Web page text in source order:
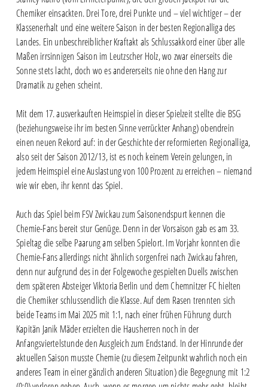
Chemiker einsackten. Drei Tore, drei Punkte und – viel wichtiger – der
Klassenerhalt und eine weitere Saison in der besten Regionalliga des
Landes. Ein unbeschreiblicher Kraftakt als Schlussakkord einer über alle
Maßen irrsinnigen Saison im Leutzscher Holz, wo zwar einerseits die
Sonne stets lacht, doch wo es andererseits nie ohne den Hang zur
Dramatik zu gehen scheint.
Mit dem 17. ausverkauften Heimspiel in dieser Spielzeit stellte die BSG
(beziehungsweise ihr im besten Sinne verrückter Anhang) obendrein
einen neuen Rekord auf: in der Geschichte der reformierten Regionalliga,
also seit der Saison 2012/13, ist es noch keinem Verein gelungen, in
jedem Heimspiel eine Auslastung von 100 Prozent zu erreichen – niemand
wie wir eben, ihr kennt das Spiel.
Auch das Spiel beim FSV Zwickau zum Saisonendspurt kennen die
Chemie-Fans bereit stur Genüge. Denn in der Vorsaison gab es am 33.
Spieltag die selbe Paarung am selben Spielort. Im Vorjahr konnten die
Chemie-Fans allerdings nicht ähnlich sorgenfrei nach Zwickau fahren,
denn nur aufgrund des in der Folgewoche gespielten Duells zwischen
dem späteren Absteiger Viktoria Berlin und dem Chemnitzer FC hielten
die Chemiker schlussendlich die Klasse. Auf dem Rasen trennten sich
beide Teams im Mai 2025 mit 1:1, nach einer frühen Führung durch
Kapitän Janik Mäder erzielten die Hausherren noch in der
Anfangsviertelstunde den Ausgleich zum Endstand. In der Hinrunde der
aktuellen Saison musste Chemie (zu diesem Zeitpunkt wahrlich noch ein
anderes Team in einer gänzlich anderen Situation) die Begegnung mit 1:2